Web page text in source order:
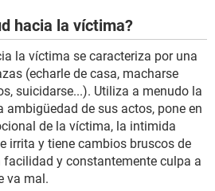
hacia la víctima?
la víctima se caracteriza por una
(echarle de casa, macharse
suicidarse...). Utiliza a menudo la
ambigüedad de sus actos, pone en
de la víctima, la intimida
irrita y tiene cambios bruscos de
y constantemente culpa a
va mal.